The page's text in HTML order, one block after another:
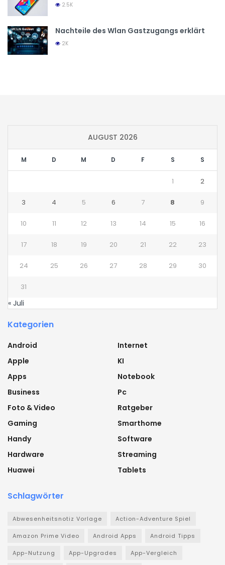
2.5K
Nachteile des Wlan Gastzugangs erklärt
2K
AUGUST 2026
M D M D F S S
1 2
3 4 5 6 7 8 9
10 11 12 13 14 15 16
17 18 19 20 21 22 23
24 25 26 27 28 29 30
31
« Juli
Kategorien
Android
Apple
Apps
Business
Foto & Video
Gaming
Handy
Hardware
Huawei
Internet
KI
Notebook
Pc
Ratgeber
Smarthome
Software
Streaming
Tablets
Schlagwörter
Abwesenheitsnotiz Vorlage Action-Adventure Spiel
Amazon Prime Video Android Apps Android Tipps
App-Nutzung App-Upgrades App-Vergleich